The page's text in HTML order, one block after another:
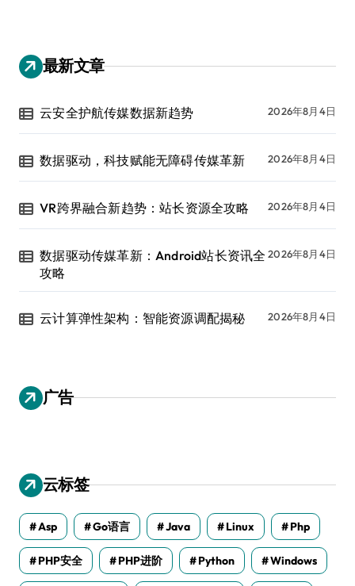
最新文章
云安全护航传媒数据新趋势 2026年8月4日
数据驱动，科技赋能无障碍传媒革新 2026年8月4日
VR跨界融合新趋势：站长资源全攻略 2026年8月4日
数据驱动传媒革新：Android站长资讯全
攻略
2026年8月4日
云计算弹性架构：智能资源调配揭秘 2026年8月4日
广告
云标签
Asp Go语言 Java Linux Php
PHP安全 PHP进阶 Python Windows